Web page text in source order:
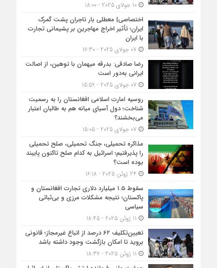
10 جولای 2025 - 18:00
اختصاصی| معطلی بار تاجران پشت گمرک
ایران؛ تأثیر اخراج مهاجرین بر پشیمانی تجارت
با ایران
رضا صادقی: بدرقه میهمان با توهین، از اصالت
ایرانی به‌دور است
روسیه امارت اسلامی افغانستان را به رسمیت
شناخت؛ دول آسیای میانه هم به طالبان اعتبار
می‎‌بخشند؟
مذاکره تحمیلی، جنگ تحمیلی، صلح تحمیلی
را پذیرفتیم؛ اسرائیل به کدام صلح تاکنون پایبند
بوده است؟
سقوط ۱.۵ میلیارد دلاری تجارت افغانستان و
پاکستان؛ نتیجه مشکلات مرزی و بی‌ثباتی
سیاسی
تعیین‌تکلیف ۶۲ درصد از اتباع غیرمجاز؛ قانونی
بروید تا امکان بازگشت وجود داشته باشد